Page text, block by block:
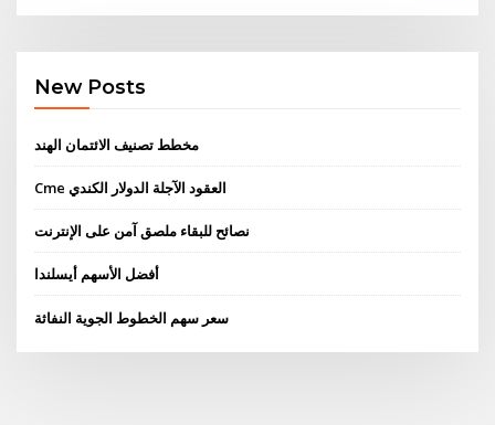
New Posts
مخطط تصنيف الائتمان الهند
Cme العقود الآجلة الدولار الكندي
نصائح للبقاء ملصق آمن على الإنترنت
أفضل الأسهم أيسلندا
سعر سهم الخطوط الجوية النفاثة